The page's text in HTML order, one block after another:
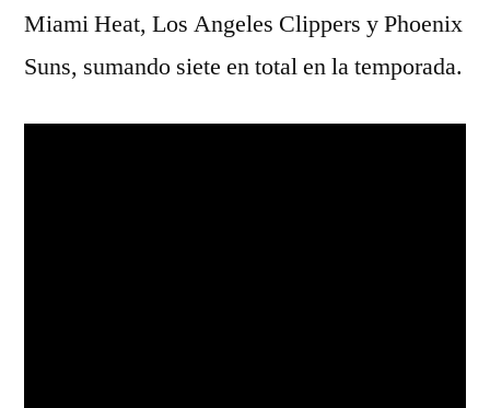
Miami Heat, Los Angeles Clippers y Phoenix
Suns, sumando siete en total en la temporada.